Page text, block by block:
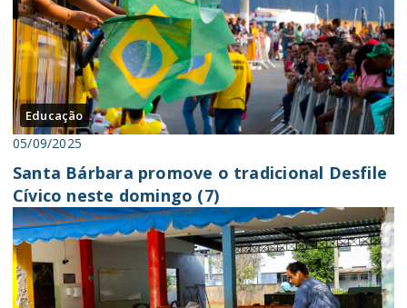
Educação
05/09/2025
Santa Bárbara promove o tradicional Desfile
Cívico neste domingo (7)